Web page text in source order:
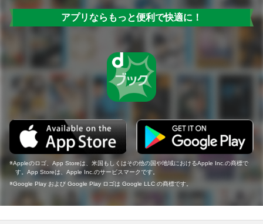
アプリならもっと便利で快適に！
Appleのロゴ、App Storeは、米国もしくはその他の国や地域におけるApple Inc.の商標で
す。App Storeは、Apple Inc.のサービスマークです。
Google Play および Google Play ロゴは Google LLC の商標です。